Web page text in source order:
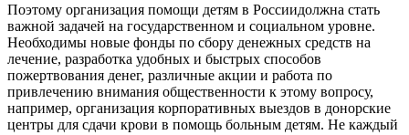
Поэтому организация помощи детям в Россиидолжна стать
важной задачей на государственном и социальном уровне.
Необходимы новые фонды по сбору денежных средств на
лечение, разработка удобных и быстрых способов
пожертвования денег, различные акции и работа по
привлечению внимания общественности к этому вопросу,
например, организация корпоративных выездов в донорские
центры для сдачи крови в помощь больным детям. Не каждый